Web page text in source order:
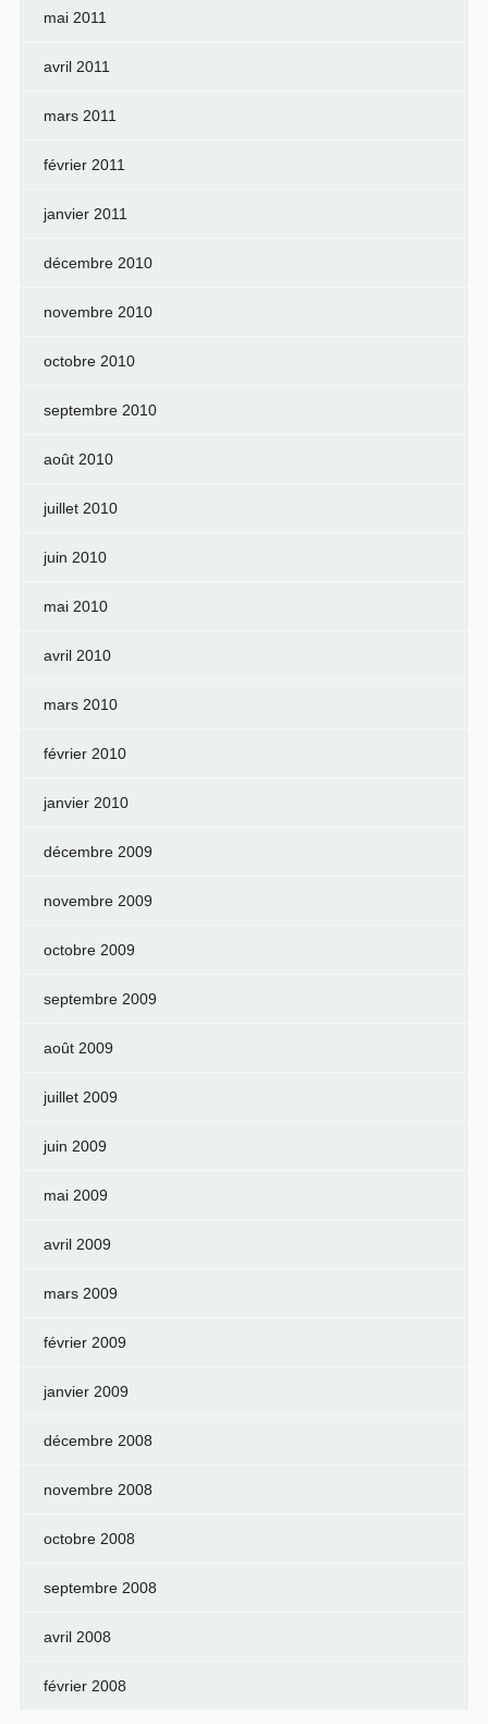
mai 2011
avril 2011
mars 2011
février 2011
janvier 2011
décembre 2010
novembre 2010
octobre 2010
septembre 2010
août 2010
juillet 2010
juin 2010
mai 2010
avril 2010
mars 2010
février 2010
janvier 2010
décembre 2009
novembre 2009
octobre 2009
septembre 2009
août 2009
juillet 2009
juin 2009
mai 2009
avril 2009
mars 2009
février 2009
janvier 2009
décembre 2008
novembre 2008
octobre 2008
septembre 2008
avril 2008
février 2008